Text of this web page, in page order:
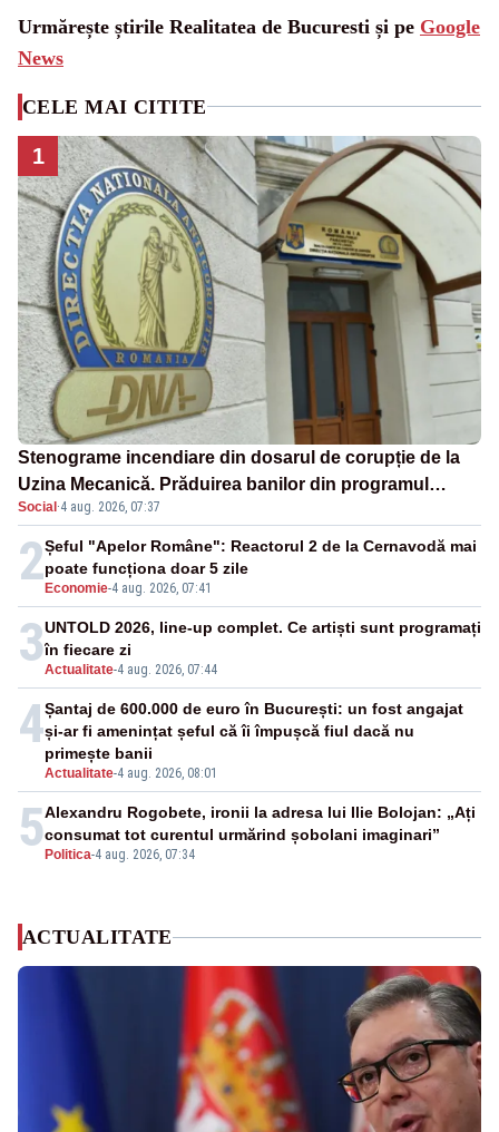
Urmărește știrile Realitatea de Bucuresti și pe Google
News
CELE MAI CITITE
1
Stenograme incendiare din dosarul de corupție de la
Uzina Mecanică. Prăduirea banilor din programul
SAFE, interceptată de DNA
Social ·4 aug. 2026, 07:37
2 Economie-4 aug. 2026, 07:41
Șeful "Apelor Române": Reactorul 2 de la Cernavodă mai
poate funcționa doar 5 zile
3Actualitate-4 aug. 2026, 07:44
UNTOLD 2026, line-up complet. Ce artiști sunt programați
în fiecare zi
4
Actualitate-4 aug. 2026, 08:01
Șantaj de 600.000 de euro în București: un fost angajat
și-ar fi amenințat șeful că îi împușcă fiul dacă nu
primește banii
5 Politica-4 aug. 2026, 07:34
Alexandru Rogobete, ironii la adresa lui Ilie Bolojan: „Ați
consumat tot curentul urmărind șobolani imaginari”
ACTUALITATE